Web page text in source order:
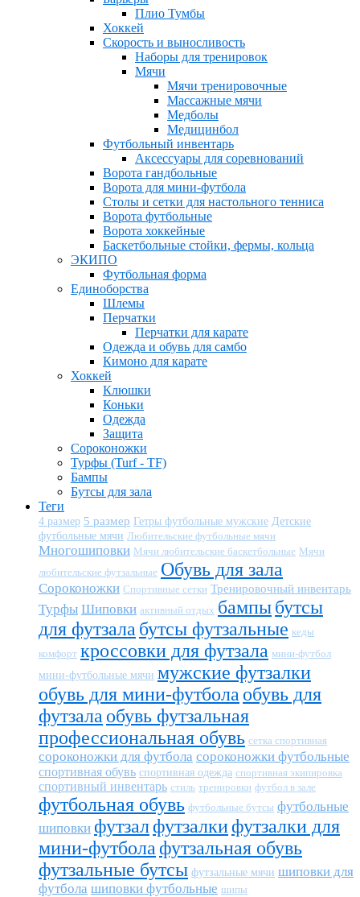
Плио Тумбы
Хоккей
Скорость и выносливость
Наборы для тренировок
Мячи
Мячи тренировочные
Массажные мячи
Медболы
Медицинбол
Футбольный инвентарь
Аксессуары для соревнований
Ворота гандбольные
Ворота для мини-футбола
Столы и сетки для настольного тенниса
Ворота футбольные
Ворота хоккейные
Баскетбольные стойки, фермы, кольца
ЭКИПО
Футбольная форма
Единоборства
Шлемы
Перчатки
Перчатки для карате
Одежда и обувь для самбо
Кимоно для карате
Хоккей
Клюшки
Коньки
Одежда
Защита
Сороконожки
Турфы (Turf - TF)
Бампы
Бутсы для зала
Теги
4 размер 5 размер Гетры футбольные мужские Детские
футбольные мячи Любительские футбольные мячи
Многошиповки Мячи любительские баскетбольные Мячи
любительские футзальные Обувь для зала
Сороконожки Спортивные сетки Тренировочный инвентарь
Турфы Шиповки активный отдых бампыбутсы
для футзала бутсы футзальные кеды
комфорт кроссовки для футзала мини-футбол
мини-футбольные мячи мужские футзалки
обувь для мини-футбола обувь для
футзала обувь футзальная
профессиональная обувь сетка спортивная
сороконожки для футбола сороконожки футбольные
спортивная обувь спортивная одежда спортивная экипировка
спортивный инвентарь стиль тренировки футбол в зале
футбольная обувь футбольные бутсы футбольные
шиповки футзалфутзалкифутзалки для
мини-футбола футзальная обувь
футзальные бутсы футзальные мячи шиповки для
футбола шиповки футбольные шипы